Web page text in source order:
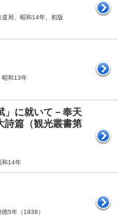
局、昭和14年、初版
和13年
」に就いて－奉天
詩篇（観光叢書第
和14年
5年（1938）